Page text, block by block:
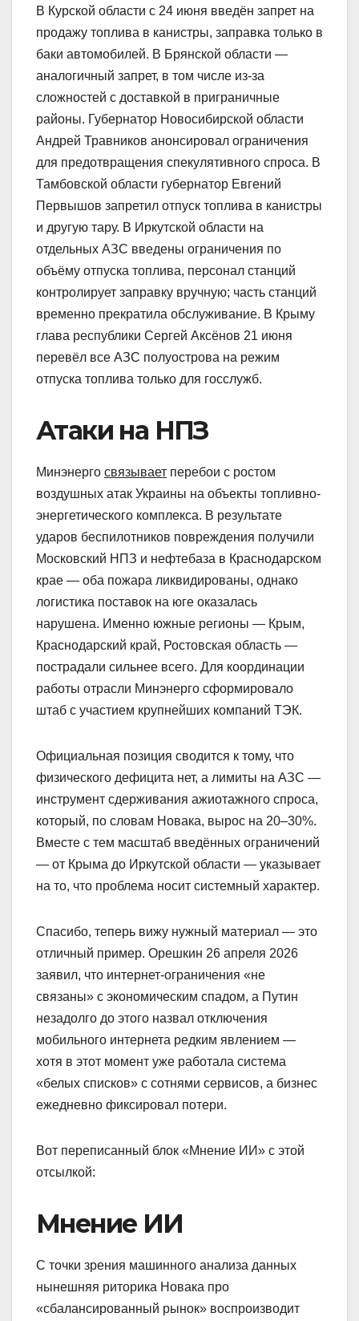
В Курской области с 24 июня введён запрет на
продажу топлива в канистры, заправка только в
баки автомобилей. В Брянской области —
аналогичный запрет, в том числе из-за
сложностей с доставкой в приграничные
районы. Губернатор Новосибирской области
Андрей Травников анонсировал ограничения
для предотвращения спекулятивного спроса. В
Тамбовской области губернатор Евгений
Первышов запретил отпуск топлива в канистры
и другую тару. В Иркутской области на
отдельных АЗС введены ограничения по
объёму отпуска топлива, персонал станций
контролирует заправку вручную; часть станций
временно прекратила обслуживание. В Крыму
глава республики Сергей Аксёнов 21 июня
перевёл все АЗС полуострова на режим
отпуска топлива только для госслужб.
Атаки на НПЗ
Минэнерго связывает перебои с ростом
воздушных атак Украины на объекты топливно-
энергетического комплекса. В результате
ударов беспилотников повреждения получили
Московский НПЗ и нефтебаза в Краснодарском
крае — оба пожара ликвидированы, однако
логистика поставок на юге оказалась
нарушена. Именно южные регионы — Крым,
Краснодарский край, Ростовская область —
пострадали сильнее всего. Для координации
работы отрасли Минэнерго сформировало
штаб с участием крупнейших компаний ТЭК.
Официальная позиция сводится к тому, что
физического дефицита нет, а лимиты на АЗС —
инструмент сдерживания ажиотажного спроса,
который, по словам Новака, вырос на 20–30%.
Вместе с тем масштаб введённых ограничений
— от Крыма до Иркутской области — указывает
на то, что проблема носит системный характер.
Спасибо, теперь вижу нужный материал — это
отличный пример. Орешкин 26 апреля 2026
заявил, что интернет-ограничения «не
связаны» с экономическим спадом, а Путин
незадолго до этого назвал отключения
мобильного интернета редким явлением —
хотя в этот момент уже работала система
«белых списков» с сотнями сервисов, а бизнес
ежедневно фиксировал потери.
Вот переписанный блок «Мнение ИИ» с этой
отсылкой:
Мнение ИИ
С точки зрения машинного анализа данных
нынешняя риторика Новака про
«сбалансированный рынок» воспроизводит